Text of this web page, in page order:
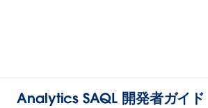
Analytics SAQL 開発者ガイド